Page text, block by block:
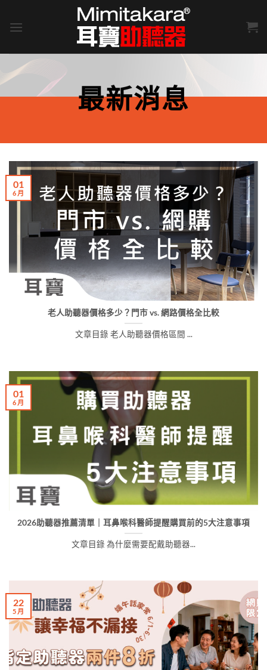
最新消息
老人助聽器價格多少？門市 vs. 網路價格全比較
文章目錄 老人助聽器價格區間 ...
01
6 月
2026助聽器推薦清單｜耳鼻喉科醫師提醒購買前的5大注意事項
文章目錄 為什麼需要配戴助聽器...
01
6 月
22
5 月